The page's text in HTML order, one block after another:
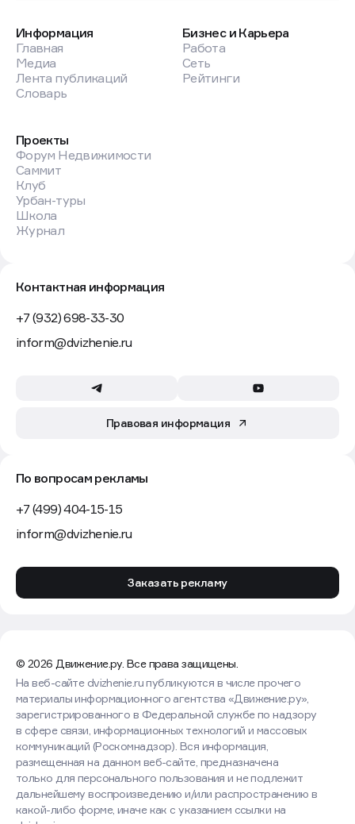
Информация
Главная
Медиа
Лента публикаций
Словарь
Бизнес и Карьера
Работа
Сеть
Рейтинги
Проекты
Форум Недвижимости
Саммит
Клуб
Урбан-туры
Школа
Журнал
Контактная информация
+7 (932) 698-33-30
inform@dvizhenie.ru
Правовая информация
По вопросам рекламы
+7 (499) 404-15-15
inform@dvizhenie.ru
Заказать рекламу
© 2026 Движение.ру. Все права защищены.
На веб-сайте dvizhenie.ru публикуются в числе прочего
материалы информационного агентства «Движение.ру»,
зарегистрированного в Федеральной службе по надзору
в сфере связи, информационных технологий и массовых
коммуникаций (Роскомнадзор). Вся информация,
размещенная на данном веб-сайте, предназначена
только для персонального пользования и не подлежит
дальнейшему воспроизведению и/или распространению в
какой-либо форме, иначе как с указанием ссылки на